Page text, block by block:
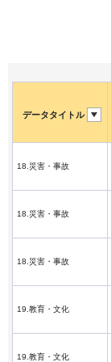
データタイトル
18.災害・事故
18.災害・事故
18.災害・事故
19.教育・文化
19.教育・文化